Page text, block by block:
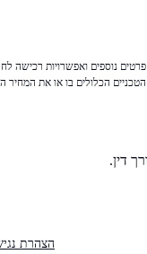
נוספים ואפשרויות רכישה
הכלולים בו או את המחיר
דין.
הצהרת